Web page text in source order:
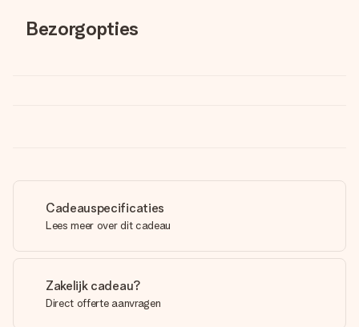
Bezorgopties
Cadeauspecificaties
Lees meer over dit cadeau
Zakelijk cadeau?
Direct offerte aanvragen